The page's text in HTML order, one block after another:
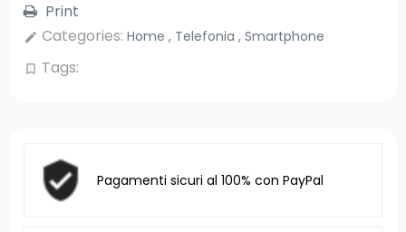
Print
edit Categories: Home , Telefonia , Smartphone
bookmark_border Tags:
Pagamenti sicuri al 100% con PayPal